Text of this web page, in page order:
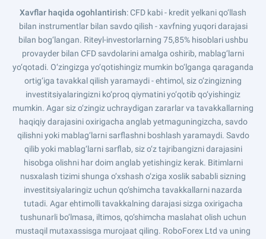
Xavflar haqida ogohlantirish: CFD kabi - kredit yelkani qo‘llash
bilan instrumentlar bilan savdo qilish - xavfning yuqori darajasi
bilan bog‘langan. Riteyl-investorlarning 75,85% hisoblari ushbu
provayder bilan CFD savdolarini amalga oshirib, mablag‘larni
yo‘qotadi. O‘zingizga yo‘qotishingiz mumkin bo‘lganga qaraganda
ortig‘iga tavakkal qilish yaramaydi - ehtimol, siz o‘zingizning
investitsiyalaringizni ko‘proq qiymatini yo‘qotib qo‘yishingiz
mumkin. Agar siz o‘zingiz uchraydigan zararlar va tavakkallarning
haqiqiy darajasini oxirigacha anglab yetmaguningizcha, savdo
qilishni yoki mablag‘larni sarflashni boshlash yaramaydi. Savdo
qilib yoki mablag‘larni sarflab, siz o‘z tajribangizni darajasini
hisobga olishni har doim anglab yetishingiz kerak. Bitimlarni
nusxalash tizimi shunga o‘xshash o‘ziga xoslik sababli sizning
investitsiyalaringiz uchun qo‘shimcha tavakkallarni nazarda
tutadi. Agar ehtimolli tavakkalning darajasi sizga oxirigacha
tushunarli bo‘lmasa, iltimos, qo‘shimcha maslahat olish uchun
mustaqil mutaxassisga murojaat qiling. RoboForex Ltd va uning